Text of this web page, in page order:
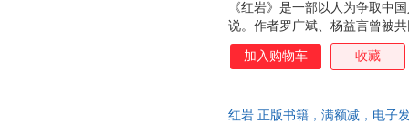
《红岩》是一部以人为争取中
说。作者罗广斌、杨益言曾被
里，亲身经历过敌人的种种野
和直接的见证人，这两位作者
重庆处在黎明前黑暗的时刻。
加入购物车 收藏
红岩 正版书籍，满额减，电子